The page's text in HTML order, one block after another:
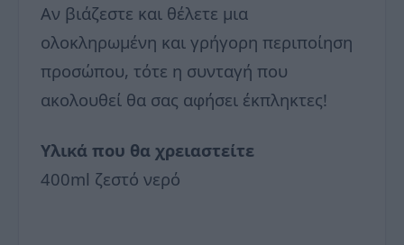
Αν βιάζεστε και θέλετε μια
ολοκληρωμένη και γρήγορη περιποίηση
προσώπου, τότε η συνταγή που
ακολουθεί θα σας αφήσει έκπληκτες!
Υλικά που θα χρειαστείτε
400ml ζεστό νερό